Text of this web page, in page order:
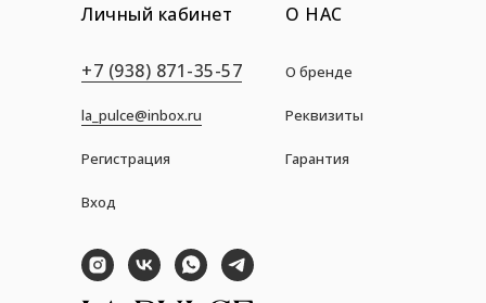
О НАС
О бренде
Личный кабинет
Вход
+7 (938) 871-35-57
la_pulce@inbox.ru Реквизиты
Гарантия
Регистрация